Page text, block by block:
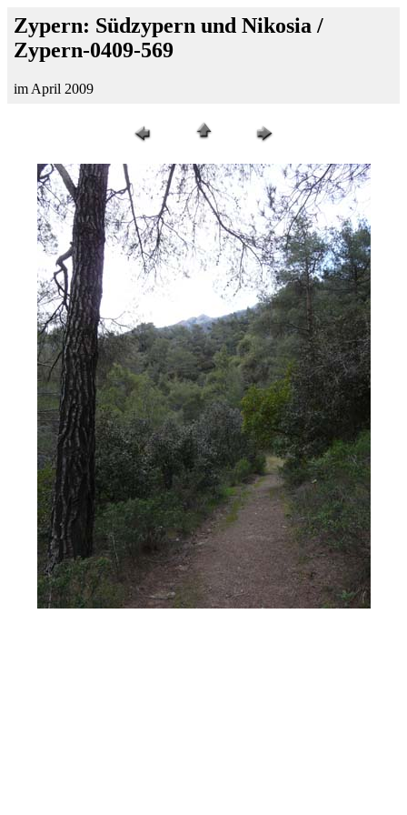
Zypern: Südzypern und Nikosia /
Zypern-0409-569
im April 2009